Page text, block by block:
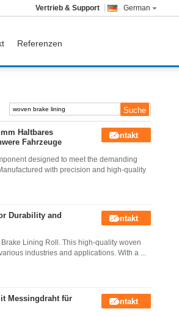
German
Vertrieb & Support
Referenzen
Haltbares
Fahrzeuge
Kontakt
designed to meet the demanding
with precision and high-quality
Durability and
Kontakt
Lining Roll. This high-quality woven
industries and applications. With a ...
Messingdraht für
Kontakt